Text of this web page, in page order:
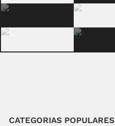
CATEGORIAS POPULARES